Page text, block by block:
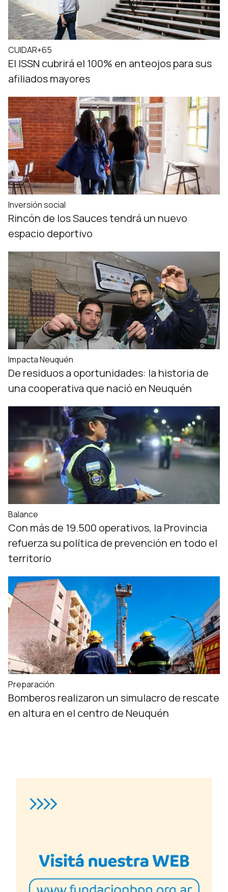
CUIDAR+65
El ISSN cubrirá el 100% en anteojos para sus
afiliados mayores
Inversión social
Rincón de los Sauces tendrá un nuevo
espacio deportivo
Impacta Neuquén
De residuos a oportunidades: la historia de
una cooperativa que nació en Neuquén
Balance
Con más de 19.500 operativos, la Provincia
refuerza su política de prevención en todo el
territorio
Preparación
Bomberos realizaron un simulacro de rescate
en altura en el centro de Neuquén